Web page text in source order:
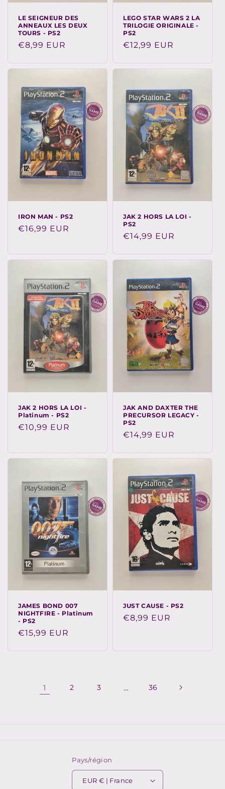
LE SEIGNEUR DES
ANNEAUX LES DEUX
TOURS - PS2
Prix
€8,99 EUR
LEGO STAR WARS 2 LA
TRILOGIE ORIGINALE -
PS2
Prix
€12,99 EUR
IRON MAN - PS2
Prix
€16,99 EUR
JAK 2 HORS LA LOI -
PS2
Prix
€14,99 EUR
JAK 2 HORS LA LOI -
Platinum - PS2
Prix
€10,99 EUR
JAK AND DAXTER THE
PRECURSOR LEGACY -
PS2
Prix
€14,99 EUR
JAMES BOND 007
NIGHTFIRE - Platinum
- PS2
Prix
€15,99 EUR
JUST CAUSE - PS2
Prix
€8,99 EUR
1 2 3 … 36
Pays/région
EUR € | France